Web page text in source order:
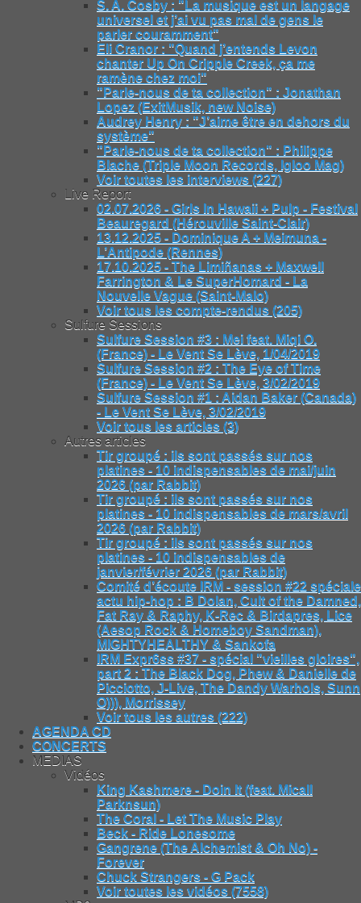
S. A. Cosby : "La musique est un langage
universel et j’ai vu pas mal de gens le
parler couramment"
Eli Cranor : "Quand j’entends Levon
chanter Up On Cripple Creek, ça me
ramène chez moi"
"Parle-nous de ta collection" : Jonathan
Lopez (ExitMusik, new Noise)
Audrey Henry : "J’aime être en dehors du
système"
"Parle-nous de ta collection" : Philippe
Blache (Triple Moon Records, Igloo Mag)
Voir toutes les interviews (227)
Live Report
02.07.2026 - Girls In Hawaii + Pulp - Festival
Beauregard (Hérouville Saint-Clair)
13.12.2025 - Dominique A + Meimuna -
L’Antipode (Rennes)
17.10.2025 - The Limiñanas + Maxwell
Farrington & Le SuperHomard - La
Nouvelle Vague (Saint-Malo)
Voir tous les compte-rendus (205)
Sulfure Sessions
Sulfure Session #3 : Mei feat. Miqi O.
(France) - Le Vent Se Lève, 1/04/2019
Sulfure Session #2 : The Eye of Time
(France) - Le Vent Se Lève, 3/02/2019
Sulfure Session #1 : Aidan Baker (Canada)
- Le Vent Se Lève, 3/02/2019
Voir tous les articles (3)
Autres articles
Tir groupé : ils sont passés sur nos
platines - 10 indispensables de mai/juin
2026 (par Rabbit)
Tir groupé : ils sont passés sur nos
platines - 10 indispensables de mars/avril
2026 (par Rabbit)
Tir groupé : ils sont passés sur nos
platines - 10 indispensables de
janvier/février 2026 (par Rabbit)
Comité d’écoute IRM - session #22 spéciale
actu hip-hop : B Dolan, Cult of the Damned,
Fat Ray & Raphy, K-Rec & Birdapres, Lice
(Aesop Rock & Homeboy Sandman),
MIGHTYHEALTHY & Sankofa
IRM Expr6ss #37 - spécial "vieilles gloires",
part 2 : The Black Dog, Phew & Danielle de
Picciotto, J-Live, The Dandy Warhols, Sunn
O))), Morrissey
Voir tous les autres (222)
AGENDA CD
CONCERTS
MEDIAS
Vidéos
King Kashmere - Doin It (feat. Micall
Parknsun)
The Coral - Let The Music Play
Beck - Ride Lonesome
Gangrene (The Alchemist & Oh No) -
Forever
Chuck Strangers - G Pack
Voir toutes les vidéos (7558)